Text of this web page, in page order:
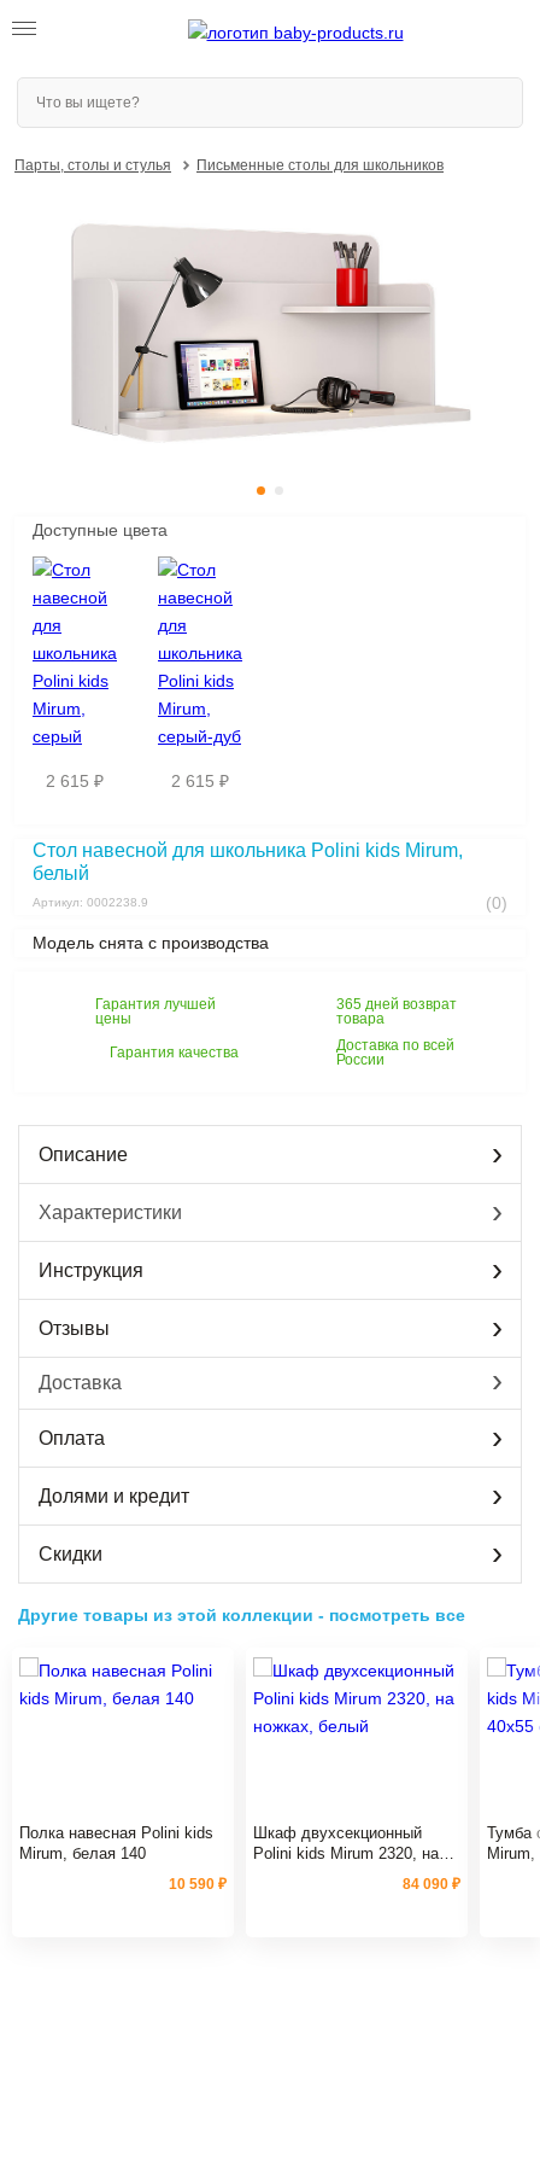
Парты, столы и стулья Письменные столы для школьников
Доступные цвета
2 615 ₽ 2 615 ₽
Стол навесной для школьника Polini kids Mirum,
белый
Артикул: 0002238.9 (0)
Модель снята с производства
Гарантия лучшей
цены
365 дней возврат
товара
Гарантия качества
Доставка по всей
России
Описание
Характеристики
Инструкция
Отзывы
Доставка
Оплата
Долями и кредит
Скидки
Другие товары из этой коллекции - посмотреть все
Полка навесная Polini kids
Mirum, белая 140
10 590 ₽
Шкаф двухсекционный
Polini kids Mirum 2320, на
84 090 ₽
Тумба
Mirum,